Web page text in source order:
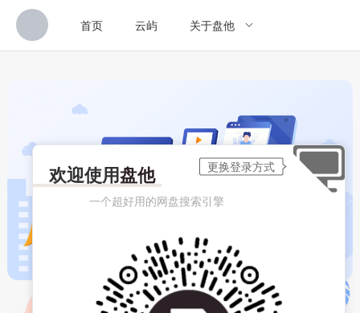
首页 云屿 关于盘他
欢迎使用盘他
一个超好用的网盘搜索引擎